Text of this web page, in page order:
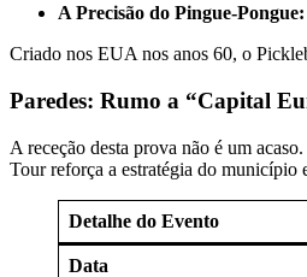
A Precisão do Pingue-Pongue:
Criado nos EUA nos anos 60, o
Paredes: Rumo a “Capital
A receção desta prova não é um
Tour reforça a estratégia do município
Detalhe do Evento
Data